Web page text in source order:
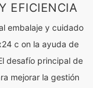
EFICIENCIA
embalaje y cuidado
c on la ayuda de
desafío principal de
mejorar la gestión